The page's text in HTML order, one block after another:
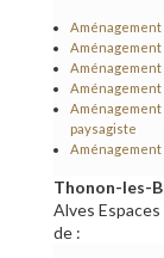
Aménagement
paysagiste
Aménagement
Thonon-les-
Alves
de :